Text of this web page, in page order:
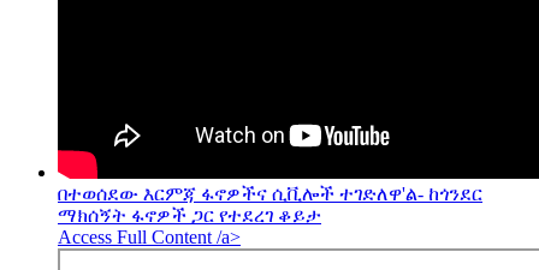
በተወሰደው እርምጃ ፋኖዎችና ሲቪሎች ተገድለዋ'ል- ከጎንደር
ማክሰኝት ፋኖዎች ጋር የተደረገ ቆይታ
Access Full Content /a>